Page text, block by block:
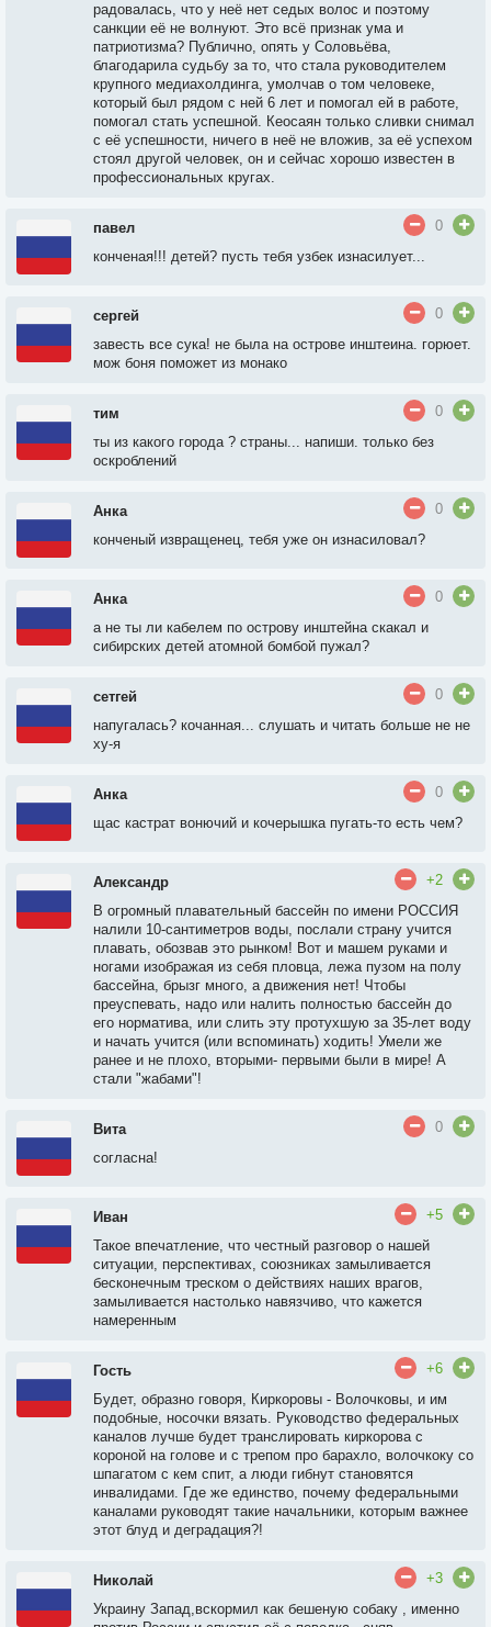
радовалась, что у неё нет седых волос и поэтому
санкции её не волнуют. Это всё признак ума и
патриотизма? Публично, опять у Соловьёва,
благодарила судьбу за то, что стала руководителем
крупного медиахолдинга, умолчав о том человеке,
который был рядом с ней 6 лет и помогал ей в работе,
помогал стать успешной. Кеосаян только сливки снимал
с её успешности, ничего в неё не вложив, за её успехом
стоял другой человек, он и сейчас хорошо известен в
профессиональных кругах.
павел
0
конченая!!! детей? пусть тебя узбек изнасилует...
сергей
0
завесть все сука! не была на острове инштеина. горюет.
мож боня поможет из монако
тим
0
ты из какого города ? страны... напиши. только без
оскроблений
Анка
0
конченый извращенец, тебя уже он изнасиловал?
Анка
0
а не ты ли кабелем по острову инштейна скакал и
сибирских детей атомной бомбой пужал?
сетгей
0
напугалась? кочанная... слушать и читать больше не не
ху-я
Анка
0
щас кастрат вонючий и кочерышка пугать-то есть чем?
Александр
+2
В огромный плавательный бассейн по имени РОССИЯ
налили 10-сантиметров воды, послали страну учится
плавать, обозвав это рынком! Вот и машем руками и
ногами изображая из себя пловца, лежа пузом на полу
бассейна, брызг много, а движения нет! Чтобы
преуспевать, надо или налить полностью бассейн до
его норматива, или слить эту протухшую за 35-лет воду
и начать учится (или вспоминать) ходить! Умели же
ранее и не плохо, вторыми- первыми были в мире! А
стали "жабами"!
Вита
0
согласна!
Иван
+5
Такое впечатление, что честный разговор о нашей
ситуации, перспективах, союзниках замыливается
бесконечным треском о действиях наших врагов,
замыливается настолько навязчиво, что кажется
намеренным
Гость
+6
Будет, образно говоря, Киркоровы - Волочковы, и им
подобные, носочки вязать. Руководство федеральных
каналов лучше будет транслировать киркорова с
короной на голове и с трепом про барахло, волочкоку со
шпагатом с кем спит, а люди гибнут становятся
инвалидами. Где же единство, почему федеральными
каналами руководят такие начальники, которым важнее
этот блуд и деградация?!
Николай
+3
Украину Запад,вскормил как бешеную собаку , именно